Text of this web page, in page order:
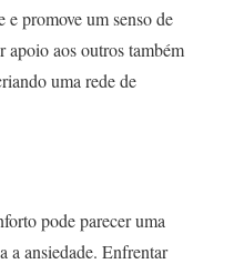
e promove um senso de
apoio aos outros também
uma rede de
pode parecer uma
a ansiedade. Enfrentar